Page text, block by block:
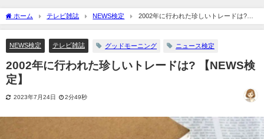
ホーム テレビ雑誌 NEWS検定
2002年に行われた珍しいトレードは?
【NEWS検定】
NEWS検定 テレビ雑誌 グッドモーニング ニュース検定
2002年に行われた珍しいトレードは? 【NEWS検
定】
2023年7月24日 2分49秒